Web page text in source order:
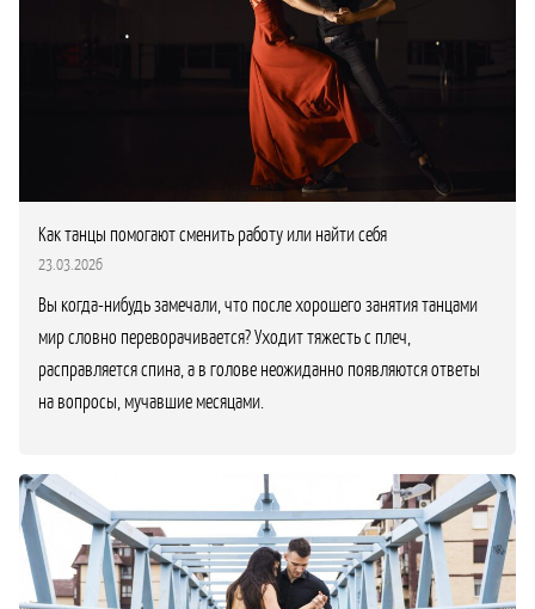
Как танцы помогают сменить работу или найти себя
23.03.2026
Вы когда-нибудь замечали, что после хорошего занятия танцами
мир словно переворачивается? Уходит тяжесть с плеч,
расправляется спина, а в голове неожиданно появляются ответы
на вопросы, мучавшие месяцами.